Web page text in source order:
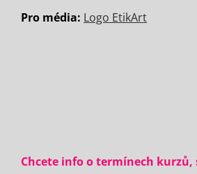
Pro média: Logo EtikArt
Chcete info o termínech kurzů,